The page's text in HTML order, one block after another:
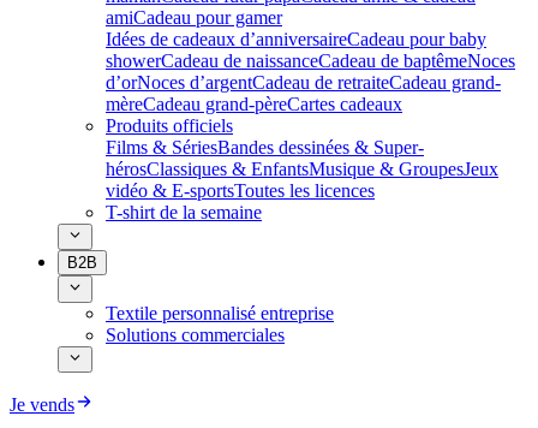
amiCadeau pour gamer
Idées de cadeaux d’anniversaireCadeau pour baby
showerCadeau de naissanceCadeau de baptêmeNoces
d’orNoces d’argentCadeau de retraiteCadeau grand-
mèreCadeau grand-pèreCartes cadeaux
Produits officiels
Films & SériesBandes dessinées & Super-
hérosClassiques & EnfantsMusique & GroupesJeux
vidéo & E-sportsToutes les licences
T-shirt de la semaine
B2B
Textile personnalisé entreprise
Solutions commerciales
Je vends